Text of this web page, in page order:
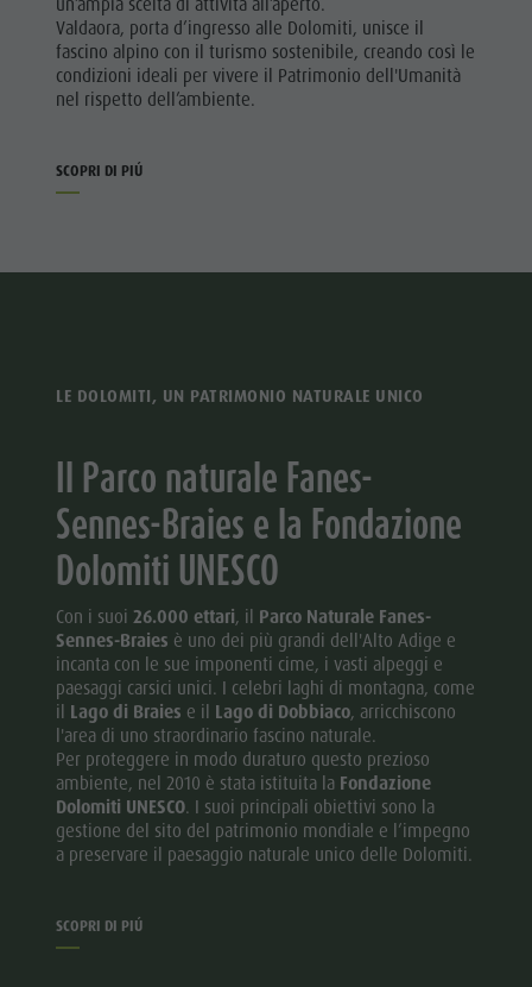
Valdaora, porta d’ingresso alle Dolomiti, unisce il
fascino alpino con il turismo sostenibile, creando così le
condizioni ideali per vivere il Patrimonio dell'Umanità
nel rispetto dell’ambiente.
SCOPRI DI PIÚ
LE DOLOMITI, UN PATRIMONIO NATURALE UNICO
Il Parco naturale Fanes-
Sennes-Braies e la Fondazione
Dolomiti UNESCO
Con i suoi26.000 ettari, il Parco Naturale Fanes-
Sennes-Braies è uno dei più grandi dell'Alto Adige e
incanta con le sue imponenti cime, i vasti alpeggi e
paesaggi carsici unici. I celebri laghi di montagna, come
il Lago di Braies e il Lago di Dobbiaco, arricchiscono
l'area di uno straordinario fascino naturale.
Per proteggere in modo duraturo questo prezioso
ambiente, nel 2010 è stata istituita la Fondazione
Dolomiti UNESCO. I suoi principali obiettivi sono la
gestione del sito del patrimonio mondiale e l’impegno
a preservare il paesaggio naturale unico delle Dolomiti.
SCOPRI DI PIÚ